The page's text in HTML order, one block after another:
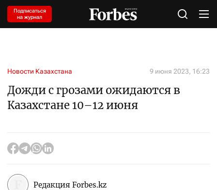
Подписаться
на журнал
Новости Казахстана 9 июня 2023, 16:23
Дожди с грозами ожидаются в
Казахстане 10–12 июня
Редакция Forbes.kz